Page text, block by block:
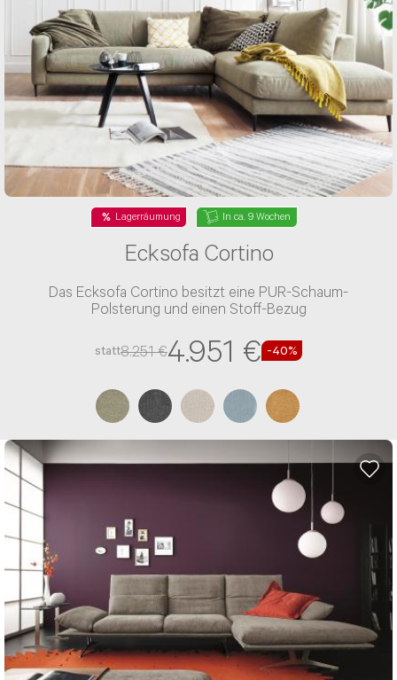
Nachricht*
NACHRICHT ABSENDEN
* Die mit einem * gekennzeichneten
Angaben sind Pflichtfelder.
Lagerräumung In ca. 9 Wochen
Ecksofa Cortino
Das Ecksofa Cortino besitzt eine PUR-Schaum-
Polsterung und einen Stoff-Bezug
statt8.251 €4.951 € -40%